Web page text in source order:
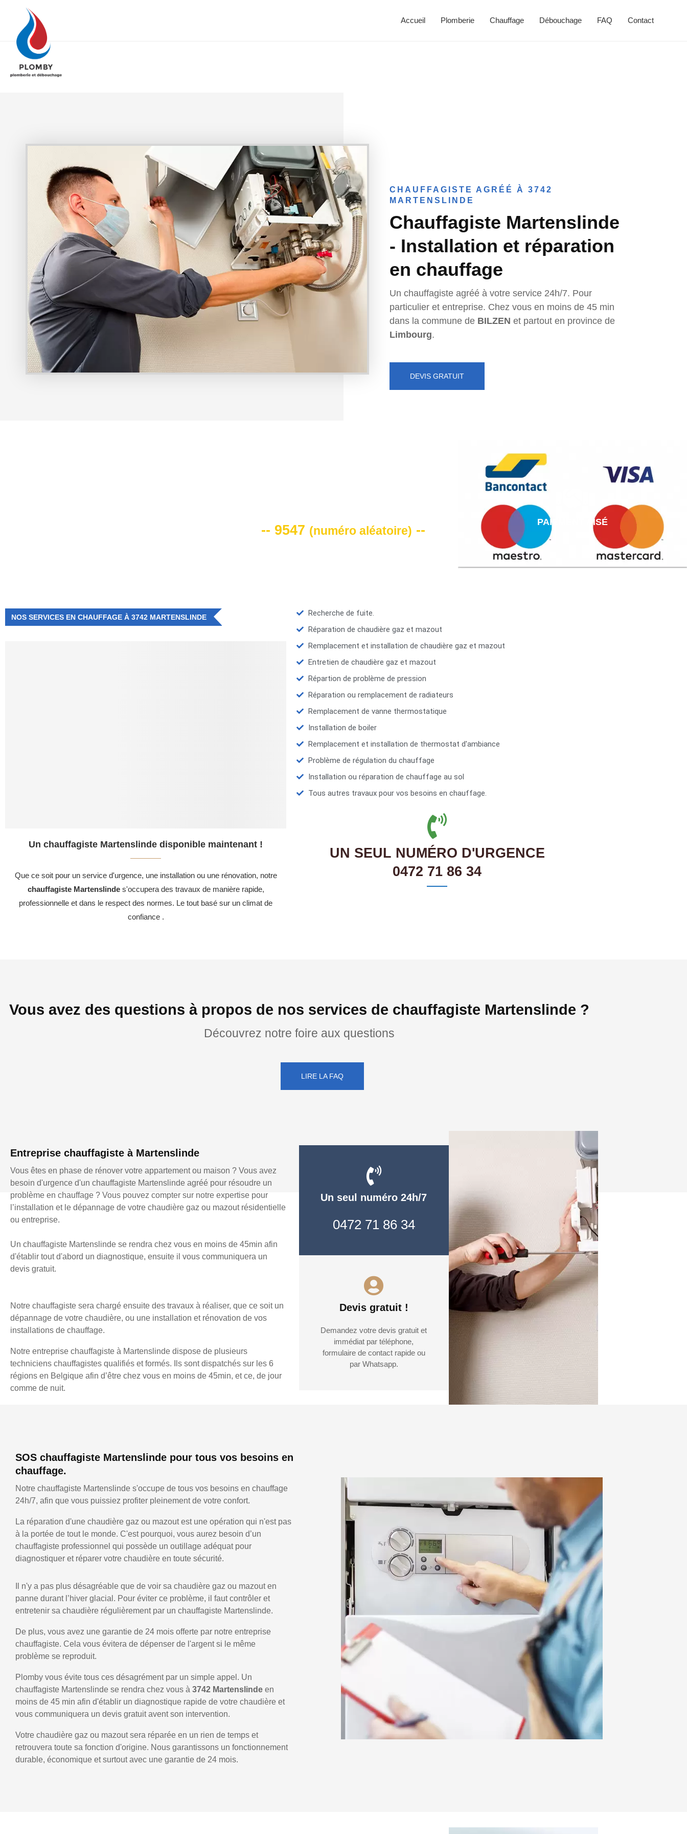
Accueil Plomberie Chauffage Débouchage FAQ Contact
CHAUFFAGISTE AGRÉÉ À 3742
MARTENSLINDE
Chauffagiste Martenslinde
- Installation et réparation
en chauffage
Un chauffagiste agréé à votre service 24h/7. Pour
particulier et entreprise. Chez vous en moins de 45 min
dans la commune de BILZEN et partout en province de
Limbourg.
DEVIS GRATUIT
-- 9547 (numéro aléatoire) --
PAIEMENT AISÉ
NOS SERVICES EN CHAUFFAGE À 3742 MARTENSLINDE
Un chauffagiste Martenslinde disponible maintenant !
Que ce soit pour un service d'urgence, une installation ou une rénovation, notre
chauffagiste Martenslindes'occupera des travaux de manière rapide,
professionnelle et dans le respect des normes. Le tout basé sur un climat de
confiance .
Recherche de fuite.
Réparation de chaudière gaz et mazout
Remplacement et installation de chaudière gaz et mazout
Entretien de chaudière gaz et mazout
Répartion de problème de pression
Réparation ou remplacement de radiateurs
Remplacement de vanne thermostatique
Installation de boiler
Remplacement et installation de thermostat d'ambiance
Problème de régulation du chauffage
Installation ou réparation de chauffage au sol
Tous autres travaux pour vos besoins en chauffage.
UN SEUL NUMÉRO D'URGENCE
0472 71 86 34
Vous avez des questions à propos de nos services de chauffagiste Martenslinde ?
Découvrez notre foire aux questions
LIRE LA FAQ
Entreprise chauffagiste à Martenslinde
Vous êtes en phase de rénover votre appartement ou maison ? Vous avez
besoin d'urgence d'un chauffagiste Martenslinde agréé pour résoudre un
problème en chauffage ? Vous pouvez compter sur notre expertise pour
l’installation et le dépannage de votre chaudière gaz ou mazout résidentielle
ou entreprise.
Un chauffagiste Martenslinde se rendra chez vous en moins de 45min afin
d'établir tout d'abord un diagnostique, ensuite il vous communiquera un
devis gratuit.
Notre chauffagiste sera chargé ensuite des travaux à réaliser, que ce soit un
dépannage de votre chaudière, ou une installation et rénovation de vos
installations de chauffage.
Notre entreprise chauffagiste à Martenslinde dispose de plusieurs
techniciens chauffagistes qualifiés et formés. Ils sont dispatchés sur les 6
régions en Belgique afin d’être chez vous en moins de 45min, et ce, de jour
comme de nuit.
Un seul numéro 24h/7
0472 71 86 34
Devis gratuit !
Demandez votre devis gratuit et
immédiat par téléphone,
formulaire de contact rapide ou
par Whatsapp.
SOS chauffagiste Martenslinde pour tous vos besoins en
chauffage.
Notre chauffagiste Martenslinde s'occupe de tous vos besoins en chauffage
24h/7, afin que vous puissiez profiter pleinement de votre confort.
La réparation d'une chaudière gaz ou mazout est une opération qui n'est pas
à la portée de tout le monde. C'est pourquoi, vous aurez besoin d’un
chauffagiste professionnel qui possède un outillage adéquat pour
diagnostiquer et réparer votre chaudière en toute sécurité.
Il n'y a pas plus désagréable que de voir sa chaudière gaz ou mazout en
panne durant l’hiver glacial. Pour éviter ce problème, il faut contrôler et
entretenir sa chaudière régulièrement par un chauffagiste Martenslinde.
De plus, vous avez une garantie de 24 mois offerte par notre entreprise
chauffagiste. Cela vous évitera de dépenser de l'argent si le même
problème se reproduit.
Plomby vous évite tous ces désagrément par un simple appel. Un
chauffagiste Martenslinde se rendra chez vous à 3742 Martenslinde en
moins de 45 min afin d'établir un diagnostique rapide de votre chaudière et
vous communiquera un devis gratuit avent son intervention.
Votre chaudière gaz ou mazout sera réparée en un rien de temps et
retrouvera toute sa fonction d'origine. Nous garantissons un fonctionnement
durable, économique et surtout avec une garantie de 24 mois.